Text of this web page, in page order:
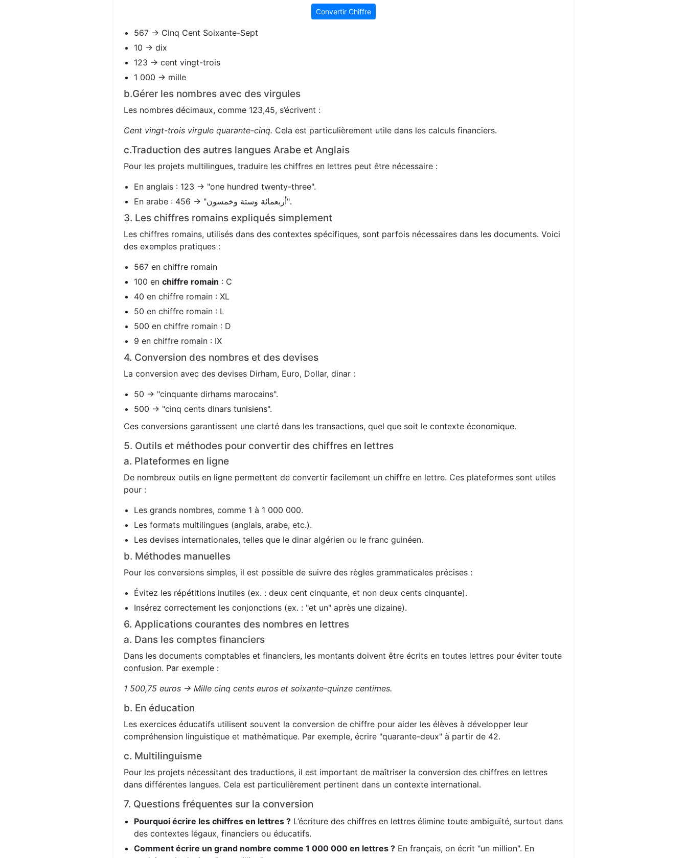
Convertir Chiffre
567 → Cinq Cent Soixante-Sept
10 → dix
123 → cent vingt-trois
1 000 → mille
b.Gérer les nombres avec des virgules
Les nombres décimaux, comme 123,45, s’écrivent :
Cent vingt-trois virgule quarante-cinq. Cela est particulièrement utile dans les calculs financiers.
c.Traduction des autres langues Arabe et Anglais
Pour les projets multilingues, traduire les chiffres en lettres peut être nécessaire :
En anglais : 123 → "one hundred twenty-three".
En arabe : 456 → "أربعمائة وستة وخمسون".
3. Les chiffres romains expliqués simplement
Les chiffres romains, utilisés dans des contextes spécifiques, sont parfois nécessaires dans les documents. Voici
des exemples pratiques :
567 en chiffre romain
100 en chiffre romain : C
40 en chiffre romain : XL
50 en chiffre romain : L
500 en chiffre romain : D
9 en chiffre romain : IX
4. Conversion des nombres et des devises
La conversion avec des devises Dirham, Euro, Dollar, dinar :
50 → "cinquante dirhams marocains".
500 → "cinq cents dinars tunisiens".
Ces conversions garantissent une clarté dans les transactions, quel que soit le contexte économique.
5. Outils et méthodes pour convertir des chiffres en lettres
a. Plateformes en ligne
De nombreux outils en ligne permettent de convertir facilement un chiffre en lettre. Ces plateformes sont utiles
pour :
Les grands nombres, comme 1 à 1 000 000.
Les formats multilingues (anglais, arabe, etc.).
Les devises internationales, telles que le dinar algérien ou le franc guinéen.
b. Méthodes manuelles
Pour les conversions simples, il est possible de suivre des règles grammaticales précises :
Évitez les répétitions inutiles (ex. : deux cent cinquante, et non deux cents cinquante).
Insérez correctement les conjonctions (ex. : "et un" après une dizaine).
6. Applications courantes des nombres en lettres
a. Dans les comptes financiers
Dans les documents comptables et financiers, les montants doivent être écrits en toutes lettres pour éviter toute
confusion. Par exemple :
1 500,75 euros → Mille cinq cents euros et soixante-quinze centimes.
b. En éducation
Les exercices éducatifs utilisent souvent la conversion de chiffre pour aider les élèves à développer leur
compréhension linguistique et mathématique. Par exemple, écrire "quarante-deux" à partir de 42.
c. Multilinguisme
Pour les projets nécessitant des traductions, il est important de maîtriser la conversion des chiffres en lettres
dans différentes langues. Cela est particulièrement pertinent dans un contexte international.
7. Questions fréquentes sur la conversion
Pourquoi écrire les chiffres en lettres ? L’écriture des chiffres en lettres élimine toute ambiguïté, surtout dans
des contextes légaux, financiers ou éducatifs.
Comment écrire un grand nombre comme 1 000 000 en lettres ? En français, on écrit "un million". En